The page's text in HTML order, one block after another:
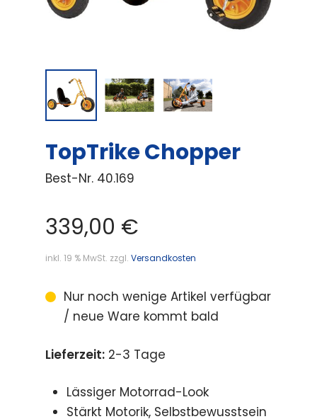
TopTrike Chopper
Best-Nr. 40.169
339,00 €
inkl. 19 % MwSt. zzgl. Versandkosten
Nur noch wenige Artikel verfügbar
/ neue Ware kommt bald
Lieferzeit: 2-3 Tage
Lässiger Motorrad-Look
Stärkt Motorik, Selbstbewusstsein